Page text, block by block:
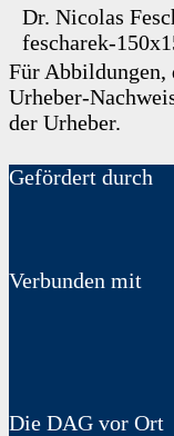
Dr. Nicolas
fescharek-
Für
Urheber-
der Urheber.
Gefördert durch
Verbunden mit
Die DAG vor Ort